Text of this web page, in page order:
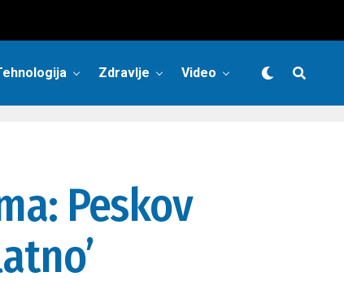
Zdravlje Video
Peskov